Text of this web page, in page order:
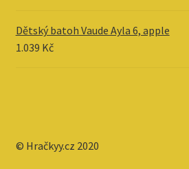
Dětský batoh Vaude Ayla 6, apple
1.039 Kč
© Hračkyy.cz 2020